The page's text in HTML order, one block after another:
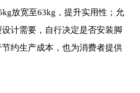
放宽至63kg，提升实用性；允
计需要，自行决定是否安装脚
约生产成本，也为消费者提供